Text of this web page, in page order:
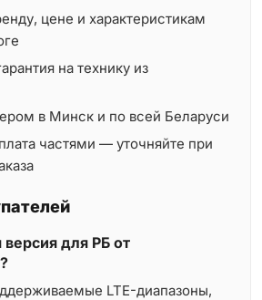
цене и характеристикам
на технику из
в Минск и по всей Беларуси
частями — уточняйте при
для РБ от
LTE-диапазоны,